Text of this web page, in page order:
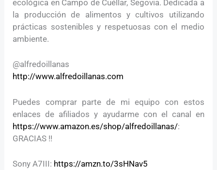
ecológica en Campo de Cuéllar, Segovia. Dedicada a
la producción de alimentos y cultivos utilizando
prácticas sostenibles y respetuosas con el medio
ambiente.
@alfredoillanas
http://www.alfredoillanas.com
Puedes comprar parte de mi equipo con estos
enlaces de afiliados y ayudarme con el canal en
https://www.amazon.es/shop/alfredoillanas/:
GRACIAS !!
Sony A7III: https://amzn.to/3sHNav5